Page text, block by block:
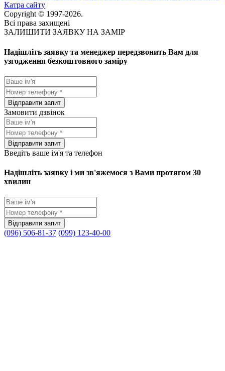
Катра сайту
Copyright © 1997-2026.
Всі права захищені
ЗАЛИШИТИ ЗАЯВКУ НА ЗАМІР
Надішліть заявку та менеджер передзвонить Вам для
узгодження безкоштовного заміру
Замовити дзвінок
Введіть ваше ім'я та телефон
Надішліть заявку і ми зв'яжемося з Вами протягом 30
хвилин
(096) 506-81-37 (099) 123-40-00